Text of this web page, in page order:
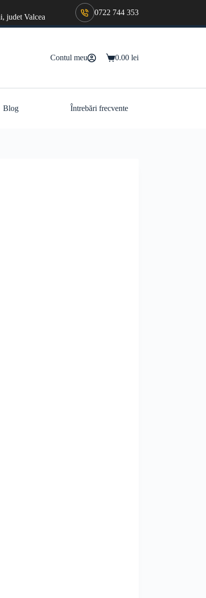
judet Valcea
0722 744 353
Contul meu
Coș0.00 lei
Blog Întrebări frecvente